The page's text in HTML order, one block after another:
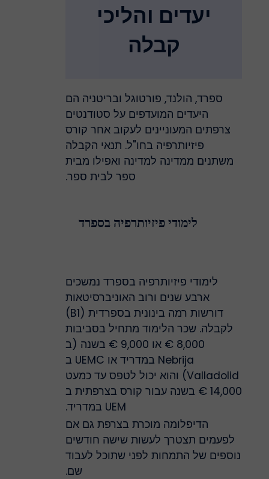
יעדים והליכי
קבלה
ספרד, הולנד, פורטוגל ובריטניה הם
היעדים המועדפים על סטודנטים
צרפתים המעוניינים לעקוב אחר קורס
פיזיותרפיה בחו"ל. תנאי הקבלה
משתנים ממדינה למדינה ואפילו מבית
ספר לבית ספר.
לימודי פיזיותרפיה בספרד
לימודי פיזיותרפיה בספרד נמשכים
ארבע שנים ורוב האוניברסיטאות
דורשות רמה בינונית בספרדית (B1)
לקבלה. שכר הלימוד מתחיל בסביבות
8,000 € או 9,000 € בשנה (ב
Nebrija במדריד או UEMC ב
Valladolid) והוא יכול לטפס עד כמעט
14,000 € בשנה עבור קורס בצרפתית ב
UEM במדריד.
הדיפלומה מוכרת בצרפת גם אם
לפעמים תצטרך לעשות שישה חודשים
נוספים של התמחות לפני שתוכל לעבוד
שם.